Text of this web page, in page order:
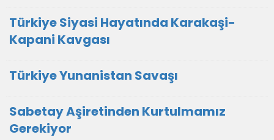
Türkiye Siyasi Hayatında Karakaşi-
Kapani Kavgası
Türkiye Yunanistan Savaşı
Sabetay Aşiretinden Kurtulmamız
Gerekiyor